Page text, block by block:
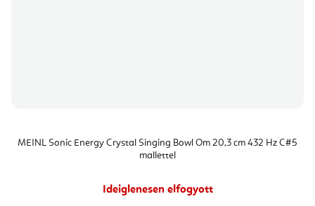
MEINL Sonic Energy Crystal Singing Bowl Om 20,3 cm 432 Hz C#5
mallettel
Ideiglenesen elfogyott